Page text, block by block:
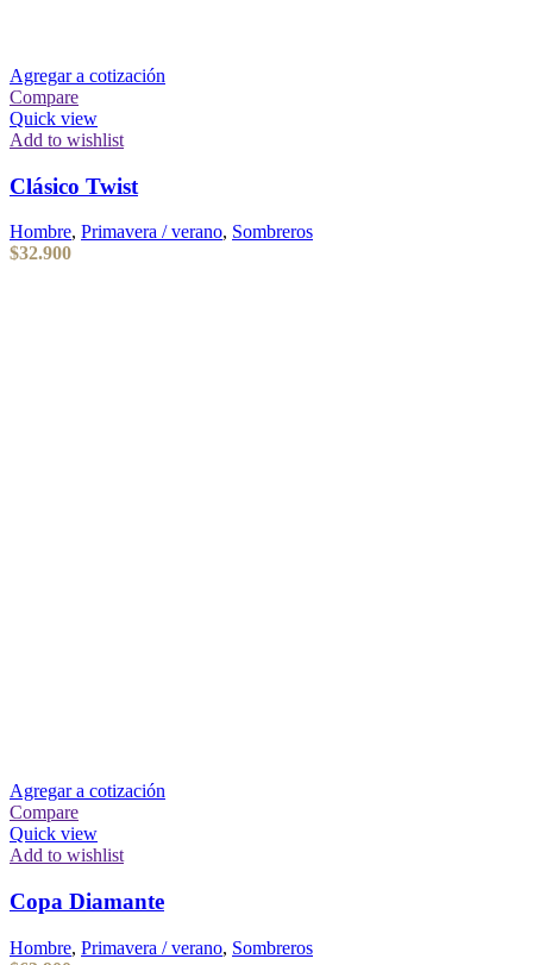
Agregar a cotización
Compare
Quick view
Add to wishlist
Clásico Twist
Hombre, Primavera / verano, Sombreros
$32.900
Agregar a cotización
Compare
Quick view
Add to wishlist
Copa Diamante
Hombre, Primavera / verano, Sombreros